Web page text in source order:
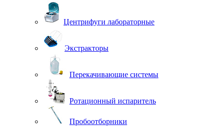
Центрифуги лабораторные
Экстракторы
Перекачивающие системы
Ротационный испаритель
Пробоотборники